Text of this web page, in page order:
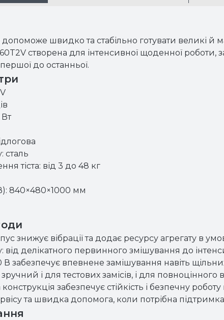
швидко та стабільно готувати великі й
створена для інтенсивної щоденної
до останньої.
сталь
тіста: від 3 до 48 кг
840×480×1000 мм
знижує вібрації та додає ресурсу агрегату в
від делікатного первинного змішування до
забезпечує впевнене замішування навіть
і для тестових замісів, і для
забезпечує стійкість і безпечну
та швидка допомога, коли потрібна